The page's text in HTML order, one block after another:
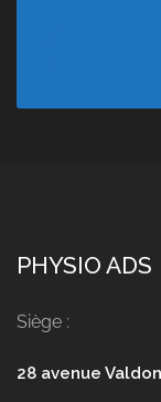
PHYSIO ADS
Siège :
28 avenue